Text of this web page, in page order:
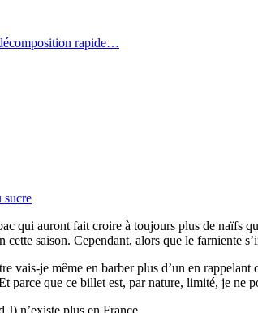
rapide…
sucre
qui auront fait croire à toujours plus de naïfs
cette saison. Cependant, alors que le farniente
vais-je même en barber plus d’un en
parce que ce billet est, par nature, limité, je ne
n’existe plus en France.